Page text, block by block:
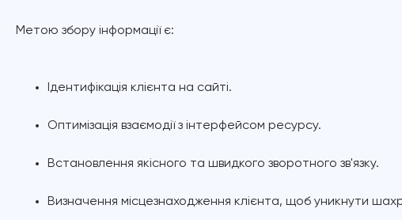
Метою збору інформації є:
Ідентифікація клієнта на сайті.
Оптимізація взаємодії з інтерфейсом ресурсу.
Встановлення якісного та швидкого зворотного зв'язку.
Визначення місцезнаходження клієнта, щоб уникнути